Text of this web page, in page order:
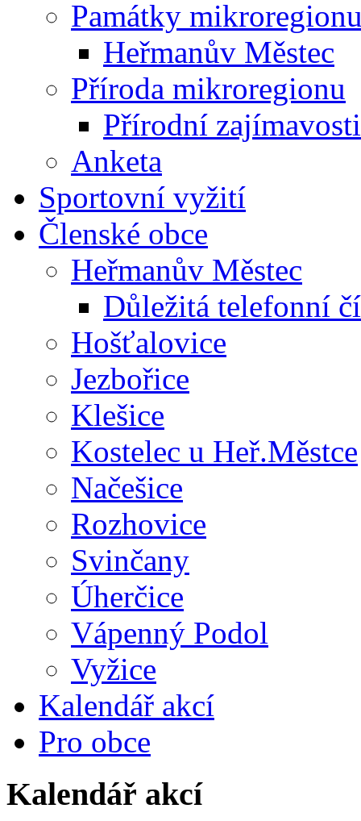
Památky
Heřmanův Městec
Příroda mikroregionu
Přírodní zajímavosti
Anketa
Sportovní vyžití
Členské obce
Heřmanův Městec
Důležitá telefonní
Hošťalovice
Jezbořice
Klešice
Kostelec u Heř.Městce
Načešice
Rozhovice
Svinčany
Úherčice
Vápenný Podol
Vyžice
Kalendář akcí
Pro obce
Kalendář akcí